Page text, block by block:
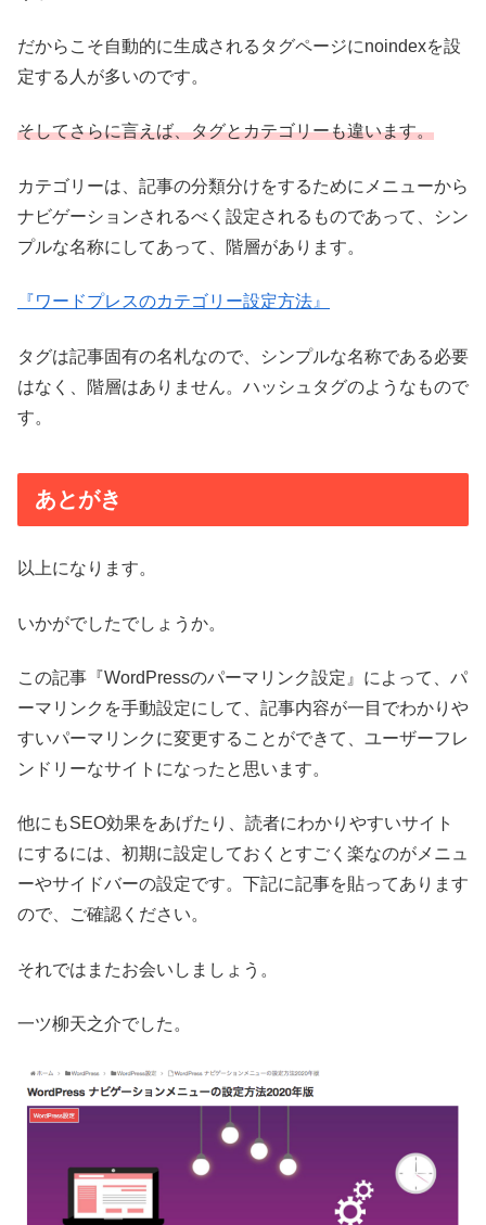
だからこそ自動的に生成されるタグページにnoindexを設
定する人が多いのです。
そしてさらに言えば、タグとカテゴリーも違います。
カテゴリーは、記事の分類分けをするためにメニューから
ナビゲーションされるべく設定されるものであって、シン
プルな名称にしてあって、階層があります。
『ワードプレスのカテゴリー設定方法』
タグは記事固有の名札なので、シンプルな名称である必要
はなく、階層はありません。ハッシュタグのようなもので
す。
あとがき
以上になります。
いかがでしたでしょうか。
この記事『WordPressのパーマリンク設定』によって、パ
ーマリンクを手動設定にして、記事内容が一目でわかりや
すいパーマリンクに変更することができて、ユーザーフレ
ンドリーなサイトになったと思います。
他にもSEO効果をあげたり、読者にわかりやすいサイト
にするには、初期に設定しておくとすごく楽なのがメニュ
ーやサイドバーの設定です。下記に記事を貼ってあります
ので、ご確認ください。
それではまたお会いしましょう。
一ツ柳天之介でした。